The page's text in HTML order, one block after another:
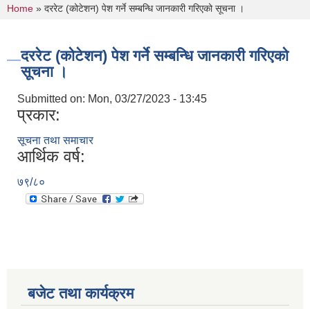
You are here
Home » दररेट (कोटेशन) पेश गर्ने सम्बन्धि जानकारी गरिएको सूचना ।
दररेट (कोटेशन) पेश गर्ने सम्बन्धि जानकारी गरिएको
सूचना ।
Submitted on: Mon, 03/27/2023 - 13:45
प्रकार:
सूचना तथा समाचार
आर्थिक वर्ष:
७९/८०
बजेट तथा कार्यक्रम